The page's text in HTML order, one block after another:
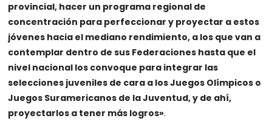
provincial, hacer un programa regional de
concentración para perfeccionar y proyectar a estos
jóvenes hacia el mediano rendimiento, a los que van a
contemplar dentro de sus Federaciones hasta que el
nivel nacional los convoque para integrar las
selecciones juveniles de cara a los Juegos Olímpicos o
Juegos Suramericanos de la Juventud, y de ahí,
proyectarlos a tener más logros».